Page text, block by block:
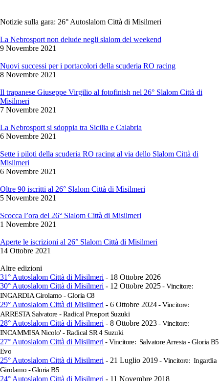
Notizie sulla gara: 26° Autoslalom Città di Misilmeri
La Nebrosport non delude negli slalom del weekend
9 Novembre 2021
Nuovi successi per i portacolori della scuderia RO racing
8 Novembre 2021
Il trapanese Giuseppe Virgilio al fotofinish nel 26° Slalom Città di
Misilmeri
7 Novembre 2021
La Nebrosport si sdoppia tra Sicilia e Calabria
6 Novembre 2021
Sette i piloti della scuderia RO racing al via dello Slalom Città di
Misilmeri
6 Novembre 2021
Oltre 90 iscritti al 26° Slalom Città di Misilmeri
5 Novembre 2021
Scocca l’ora del 26° Slalom Città di Misilmeri
1 Novembre 2021
Aperte le iscrizioni al 26° Slalom Città di Misilmeri
14 Ottobre 2021
Altre edizioni
31° Autoslalom Città di Misilmeri - 18 Ottobre 2026
30° Autoslalom Città di Misilmeri - 12 Ottobre 2025- Vincitore:
INGARDIA Girolamo - Gloria C8
29° Autoslalom Città di Misilmeri - 6 Ottobre 2024- Vincitore:
ARRESTA Salvatore - Radical Prosport Suzuki
28° Autoslalom Città di Misilmeri - 8 Ottobre 2023- Vincitore:
INCAMMISA Nicolo' - Radical SR 4 Suzuki
27° Autoslalom Città di Misilmeri - Vincitore: Salvatore Arresta - Gloria B5
Evo
25° Autoslalom Città di Misilmeri - 21 Luglio 2019- Vincitore: Ingardia
Girolamo - Gloria B5
24° Autoslalom Città di Misilmeri - 11 Novembre 2018